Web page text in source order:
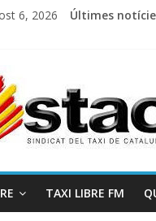
6, 2026 Últimes
TAXI LIBRE FM